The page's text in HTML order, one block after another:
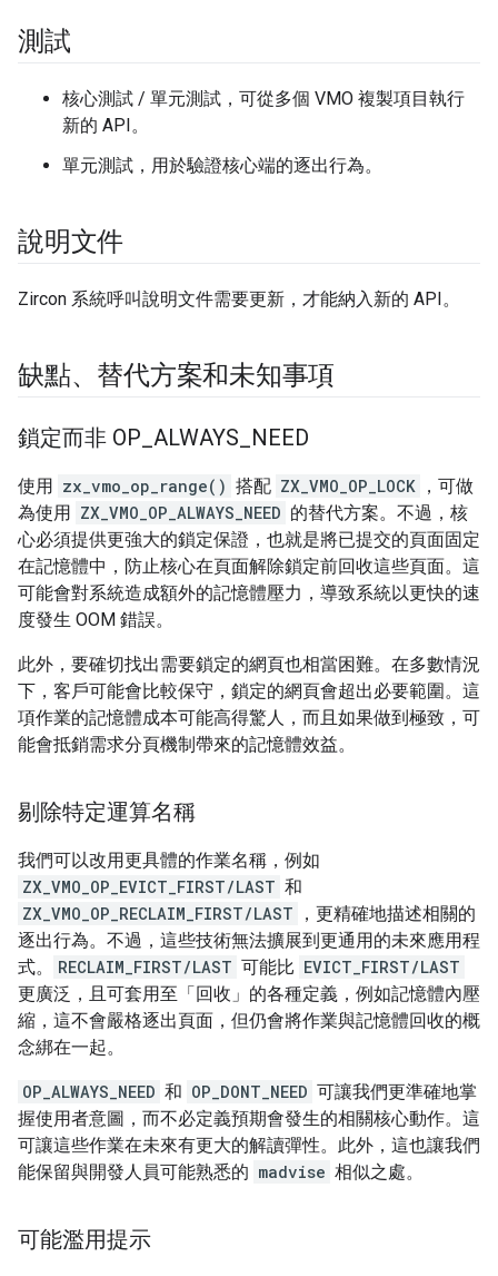
測試
核心測試 / 單元測試，可從多個 VMO 複製項目執行
新的 API。
單元測試，用於驗證核心端的逐出行為。
說明文件
Zircon 系統呼叫說明文件需要更新，才能納入新的 API。
缺點、替代方案和未知事項
鎖定而非 OP ALWAYS NEED
使用 zx_vmo_op_range() 搭配 ZX_VMO_OP_LOCK ，可做
為使用 ZX_VMO_OP_ALWAYS_NEED 的替代方案。不過，核
心必須提供更強大的鎖定保證，也就是將已提交的頁面固定
在記憶體中，防止核心在頁面解除鎖定前回收這些頁面。這
可能會對系統造成額外的記憶體壓力，導致系統以更快的速
度發生 OOM 錯誤。
此外，要確切找出需要鎖定的網頁也相當困難。在多數情況
下，客戶可能會比較保守，鎖定的網頁會超出必要範圍。這
項作業的記憶體成本可能高得驚人，而且如果做到極致，可
能會抵銷需求分頁機制帶來的記憶體效益。
剔除特定運算名稱
我們可以改用更具體的作業名稱，例如
ZX_VMO_OP_EVICT_FIRST/LAST 和
ZX_VMO_OP_RECLAIM_FIRST/LAST
，更精確地描述相關的
逐出行為。不過，這些技術無法擴展到更通用的未來應用程
式。
RECLAIM_FIRST/LAST 可能比 EVICT_FIRST/LAST
更廣泛，且可套用至「回收」的各種定義，例如記憶體內壓
縮，這不會嚴格逐出頁面，但仍會將作業與記憶體回收的概
念綁在一起。
OP_ALWAYS_NEED 和 OP_DONT_NEED 可讓我們更準確地掌
握使用者意圖，而不必定義預期會發生的相關核心動作。這
可讓這些作業在未來有更大的解讀彈性。此外，這也讓我們
能保留與開發人員可能熟悉的 madvise 相似之處。
可能濫用提示